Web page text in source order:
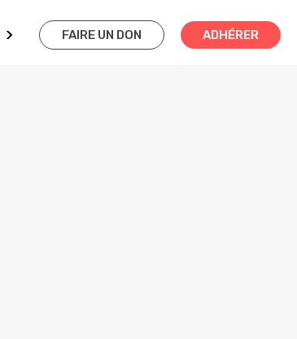
FAIRE UN DON ADHÉRER